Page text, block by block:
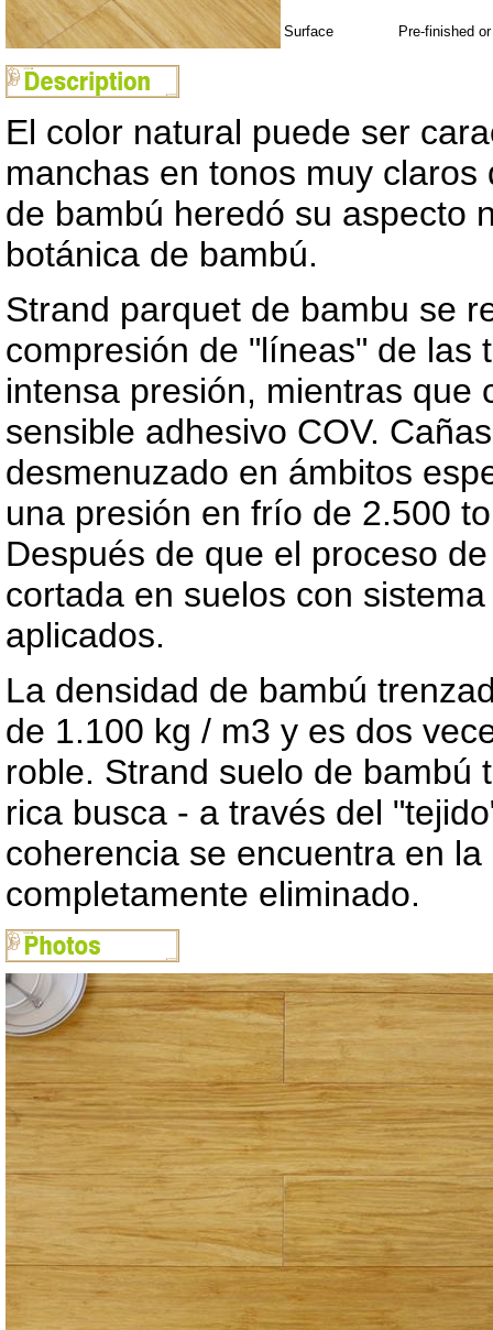
Surface Pre-finished
El color natural puede ser
manchas en tonos muy
de bambú heredó su aspecto
botánica de bambú.
Strand parquet de bambu se
compresión de "líneas" de las
intensa presión, mientras que
sensible adhesivo COV.
desmenuzado en ámbitos
una presión en frío de 2.500
Después de que el proceso
cortada en suelos con
aplicados.
La densidad de bambú
de 1.100 kg / m3 y es dos
roble. Strand suelo de bambú
rica busca - a través del
coherencia se encuentra en
completamente eliminado.